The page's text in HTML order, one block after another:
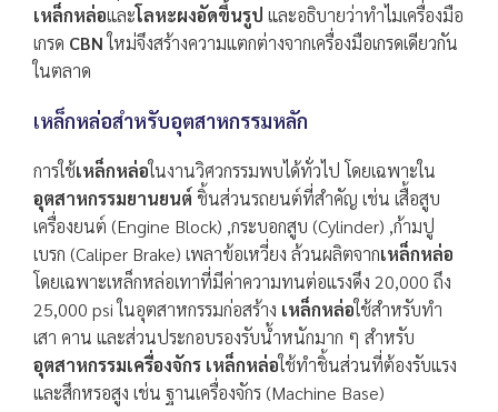
เหล็กหล่อและโลหะผงอัดขึ้นรูป และอธิบายว่าทำไมเครื่องมือ
เกรด CBNใหม่จึงสร้างความแตกต่างจากเครื่องมือเกรดเดียวกัน
ในตลาด
เหล็กหล่อสำหรับอุตสาหกรรมหลัก
การใช้เหล็กหล่อในงานวิศวกรรมพบได้ทั่วไป โดยเฉพาะใน
อุตสาหกรรมยานยนต์ ชิ้นส่วนรถยนต์ที่สำคัญ เช่น เสื้อสูบ
เครื่องยนต์ (Engine Block) ,กระบอกสูบ (Cylinder) ,ก้ามปู
เบรก (Caliper Brake) เพลาข้อเหวี่ยง ล้วนผลิตจากเหล็กหล่อ
โดยเฉพาะเหล็กหล่อเทาที่มีค่าความทนต่อแรงดึง 20,000 ถึง
25,000 psi ในอุตสาหกรรมก่อสร้าง เหล็กหล่อใช้สำหรับทำ
เสา คาน และส่วนประกอบรองรับน้ำหนักมาก ๆ สำหรับ
อุตสาหกรรมเครื่องจักร เหล็กหล่อใช้ทำชิ้นส่วนที่ต้องรับแรง
และสึกหรอสูง เช่น ฐานเครื่องจักร (Machine Base)